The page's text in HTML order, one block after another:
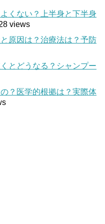
くない？上半身と下半身
views
原因は？治療法は？予防
とどうなる？シャンプー
？医学的根拠は？実際体